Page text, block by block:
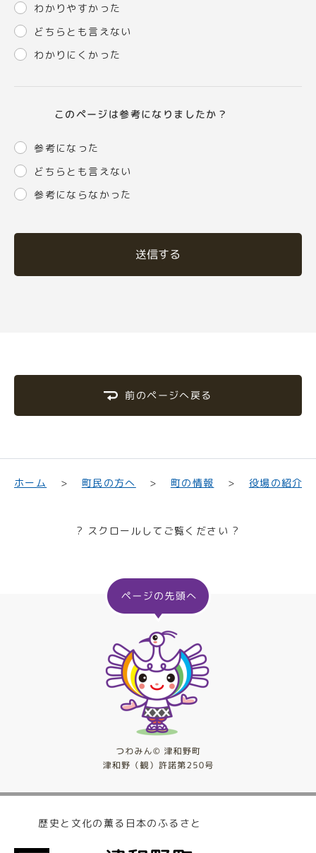
わかりやすかった
どちらとも言えない
わかりにくかった
このページは参考になりましたか？
参考になった
どちらとも言えない
参考にならなかった
送信する
前のページへ戻る
ホーム 町民の方へ 町の情報 役場の紹介
? スクロールしてご覧ください ?
歴史と文化の薫る日本のふるさと